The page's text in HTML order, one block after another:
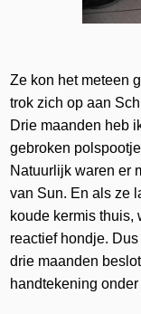
Ze kon het meteen
trok zich op aan
Drie maanden heb
gebroken
Natuurlijk waren er
van Sun. En als ze
koude kermis thuis,
reactief hondje.
drie maanden
handtekening